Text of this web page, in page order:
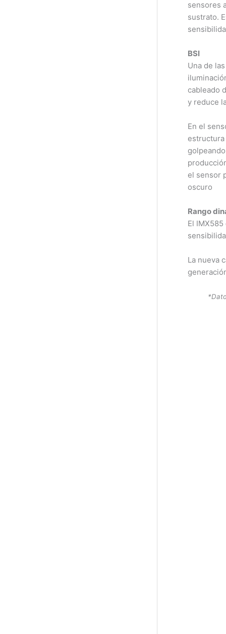
sensores
sustrato.
BSI
Una de
cableado
y reduce
En el
el sensor
oscuro
Rango
El
La nueva